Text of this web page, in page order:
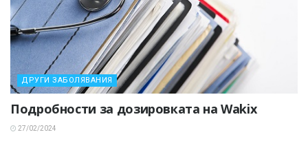
ДРУГИ ЗАБОЛЯВАНИЯ
Подробности за дозировката на Wakix
27/02/2024